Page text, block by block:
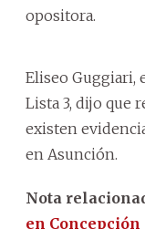
opositora.
Eliseo Guggiari,
Lista 3, dijo que
existen
en Asunción.
Nota
en Concepción